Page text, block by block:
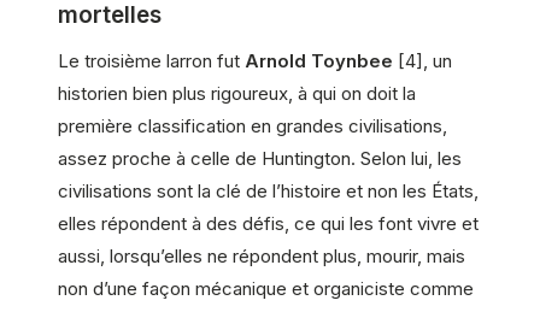
mortelles
Le troisième larron fut Arnold Toynbee [4], un
historien bien plus rigoureux, à qui on doit la
première classification en grandes civilisations,
assez proche à celle de Huntington. Selon lui, les
civilisations sont la clé de l’histoire et non les États,
elles répondent à des défis, ce qui les font vivre et
aussi, lorsqu’elles ne répondent plus, mourir, mais
non d’une façon mécanique et organiciste comme